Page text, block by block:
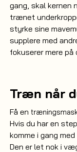
gang, skal kernen
trænet
styrke sine
supplere med
fokuserer mere på
Træn når
Få en
Hvis du har en
komme i gang
Den er let nok i